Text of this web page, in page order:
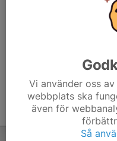
Vi använder oss
webbplats ska
även för
Så